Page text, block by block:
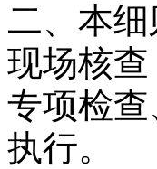
二、本
现场核
专项检
执行。